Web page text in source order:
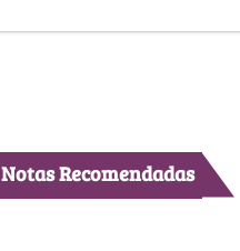
Notas Recomendadas